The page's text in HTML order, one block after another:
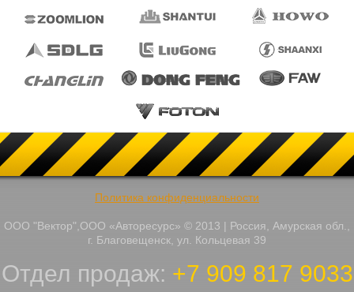
Политика конфиденциальности
ООО "Вектор",ООО «Авторесурс» © 2013 | Россия, Амурская обл.,
г. Благовещенск, ул. Кольцевая 39
Отдел продаж: +7 909 817 9033